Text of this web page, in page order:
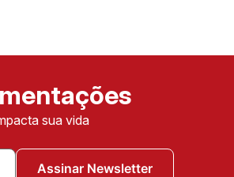
sua vida
Assinar Newsletter